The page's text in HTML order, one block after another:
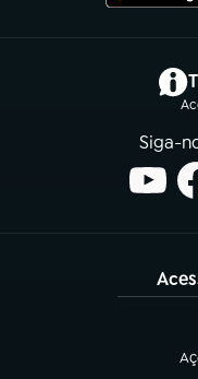
Siga-